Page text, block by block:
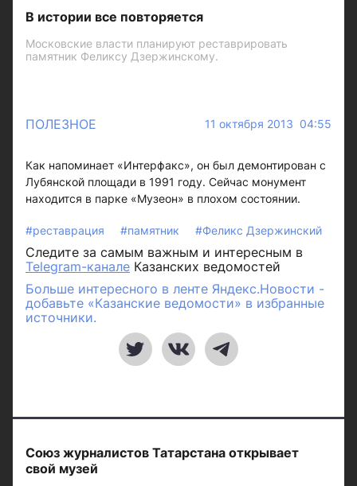
В истории все повторяется
Московские власти планируют реставрировать
памятник Феликсу Дзержинскому.
ПОЛЕЗНОЕ 11 октября 2013 04:55
Как напоминает «Интерфакс», он был демонтирован с
Лубянской площади в 1991 году. Сейчас монумент
находится в парке «Музеон» в плохом состоянии.
#реставрация #памятник #Феликс Дзержинский
Следите за самым важным и интересным в
Telegram-канале Казанских ведомостей
Больше интересного в ленте Яндекс.Новости -
добавьте «Казанские ведомости» в избранные
источники.
Союз журналистов Татарстана открывает
свой музей